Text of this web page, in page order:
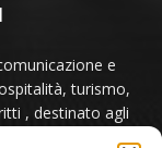
e
turismo,
, destinato agli